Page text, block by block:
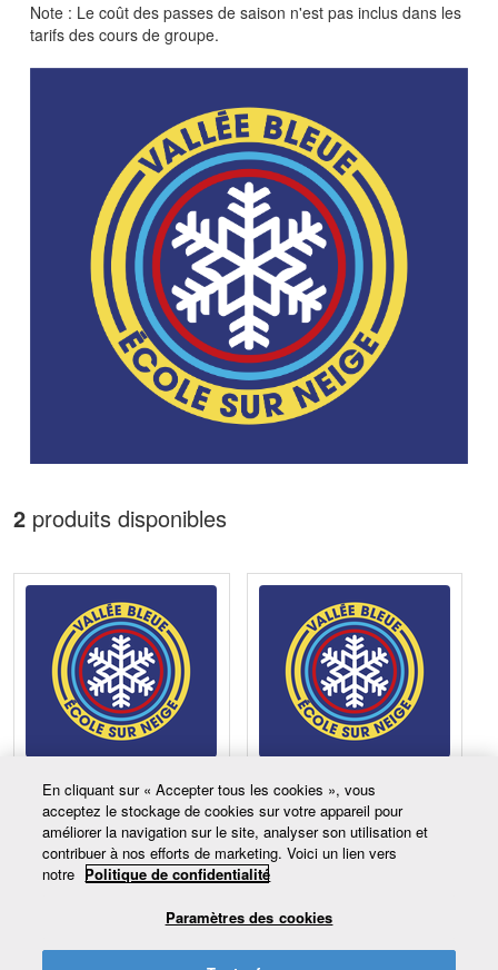
Note : Le coût des passes de saison n'est pas inclus dans les
tarifs des cours de groupe.
2 produits disponibles
Défis Tout-Terrain Planche,
7-13 ans
385,00 $CA
Disponible
Planche à neige - Adultes -
Conseil
285,00 $CA
En cliquant sur « Accepter tous les cookies », vous
acceptez le stockage de cookies sur votre appareil pour
améliorer la navigation sur le site, analyser son utilisation et
contribuer à nos efforts de marketing. Voici un lien vers
notre Politique de confidentialité
Paramètres des cookies